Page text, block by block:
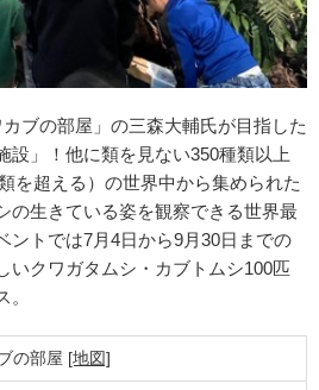
ブの部屋」の三森大輔氏が目指した
設」！他に類を見ない350種類以上
を超える）の世界中から集められた
の生きている姿を観察できる世界最
ントでは7月4日から9月30日までの
いクワガタムシ・カブトムシ100匹
の部屋 [地図]